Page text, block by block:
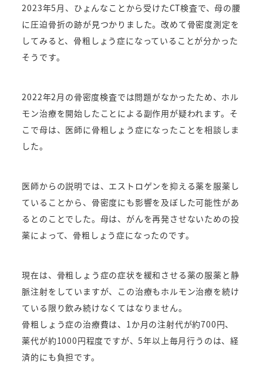
2023年5月、ひょんなことから受けたCT検査で、母の腰
に圧迫骨折の跡が見つかりました。 改めて骨密度測定を
してみると、骨粗しょう症になっていることが分かった
そうです。
2022年2月の骨密度検査では問題がなかったため、ホル
モン治療を開始したことによる副作用が疑われます。 そ
こで母は、医師に骨粗しょう症になったことを相談しま
した。
医師からの説明では、エストロゲンを抑える薬を服薬し
ていることから、骨密度にも影響を及ぼした可能性があ
るとのことでした。 母は、がんを再発させないための投
薬によって、骨粗しょう症になったのです。
現在は、骨粗しょう症の症状を緩和させる薬の服薬と静
脈注射をしていますが、この治療もホルモン治療を続け
ている限り飲み続けなくてはなりません。
骨粗しょう症の治療費は、1か月の注射代が約700円、
薬代が約1000円程度ですが、5年以上毎月行うのは、経
済的にも負担です。